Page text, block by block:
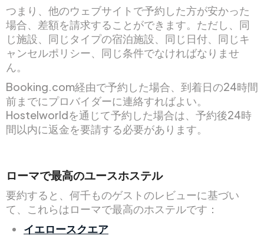
つまり、他のウェブサイトで予約した方が安かった
場合、差額を請求することができます。ただし、同
じ施設、同じタイプの宿泊施設、同じ日付、同じキ
ャンセルポリシー、同じ条件でなければなりませ
ん。
Booking.com経由で予約した場合、到着日の24時間
前までにプロバイダーに連絡すればよい。
Hostelworldを通じて予約した場合は、予約後24時
間以内に返金を要請する必要があります。
ローマで最高のユースホステル
要約すると、何千ものゲストのレビューに基づい
て、これらはローマで最高のホステルです：
イエロースクエア